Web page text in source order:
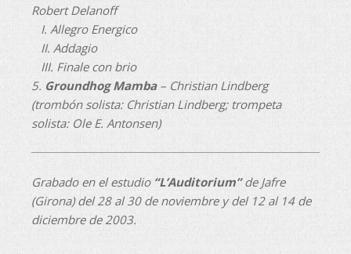
Robert Delanoff
I. Allegro Energico
II. Addagio
III. Finale con brio
5. Groundhog Mamba– Christian Lindberg
(trombón solista: Christian Lindberg; trompeta
solista: Ole E. Antonsen)
Grabado en el estudio “L’Auditorium”de Jafre
(Girona) del 28 al 30 de noviembre y del 12 al 14 de
diciembre de 2003.